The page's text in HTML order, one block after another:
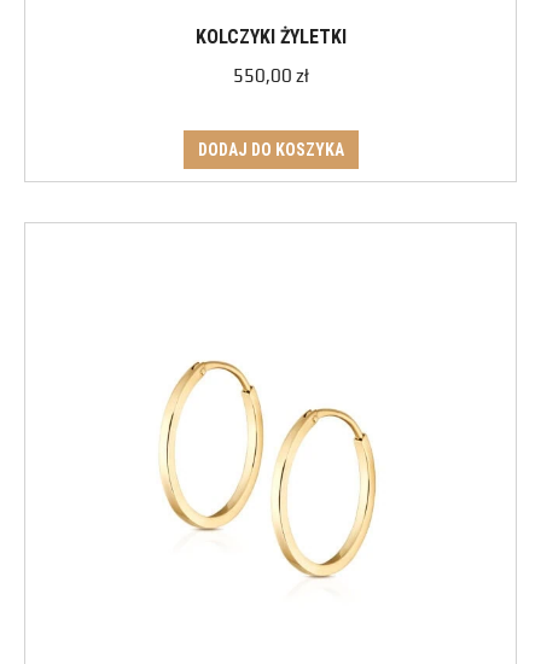
KOLCZYKI ŻYLETKI
550,00 zł
DODAJ DO KOSZYKA